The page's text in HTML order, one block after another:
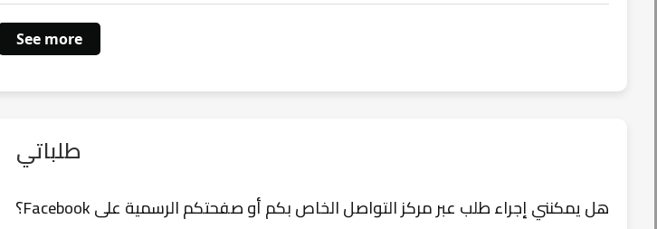
See more
طلباتي
هل يمكنني إجراء طلب عبر مركز التواصل الخاص بكم أو صفحتكم الرسمية على Facebook؟